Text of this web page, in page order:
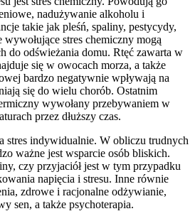
nadużywanie alkoholu i
takie jak pleśń, spaliny, pestycydy,
stres chemiczny mogą
do odświeżania domu. Rtęć zawarta w
się w owocach morza, a także
bardzo negatywnie wpływają na
się do wielu chorób. Ostatnim
wywołany przebywaniem w
przez dłuższy czas.
stres indywidualnie. W obliczu trudnych
ważne jest wsparcie osób bliskich.
czy przyjaciół jest w tym przypadku
napięcia i stresu. Inne równie
zdrowe i racjonalne odżywianie,
sen, a także psychoterapia.